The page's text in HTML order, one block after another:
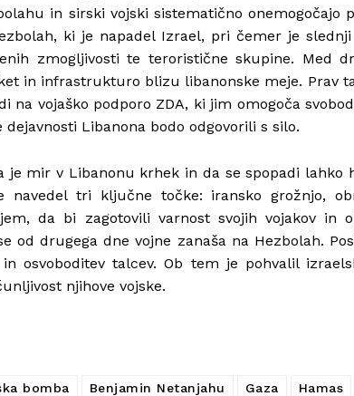
in sirski vojski sistematično onemogočajo
ki je napadel Izrael, pri čemer je
zmogljivosti te teroristične skupine. Med
in infrastrukturo blizu libanonske meje. Prav
na vojaško podporo ZDA, ki jim omogoča
dejavnosti Libanona bodo odgovorili s silo.
je mir v Libanonu krhek in da se spopadi lahko
navedel tri ključne točke: iransko grožnjo,
da bi zagotovili varnost svojih vojakov in
od drugega dne vojne zanaša na Hezbolah.
osvoboditev talcev. Ob tem je pohvalil
njihove vojske.
bomba Benjamin Netanjahu Gaza Hamas